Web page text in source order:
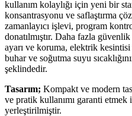
kullanım kolaylığı için yeni bir
konsantrasyonu ve saflaştırma
zamanlayıcı işlevi, program
donatılmıştır. Daha fazla
ayarı ve koruma, elektrik
buhar ve soğutma suyu
şeklindedir.
Tasarım; Kompakt ve modern
ve pratik kullanımı garanti
yerleştirilmiştir.